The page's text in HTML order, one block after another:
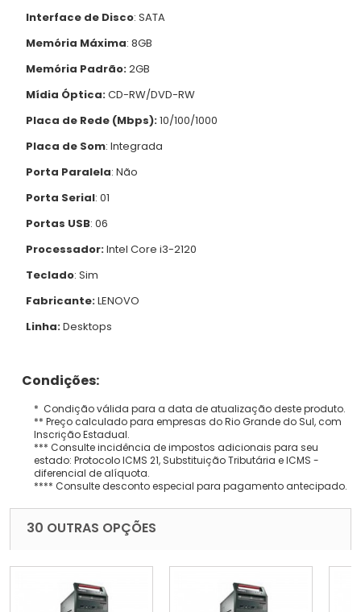
Interface de Disco: SATA
Memória Máxima: 8GB
Memória Padrão:2GB
Mídia Óptica:CD-RW/DVD-RW
Placa de Rede (Mbps):10/100/1000
Placa de Som: Integrada
Porta Paralela: Não
Porta Serial: 01
Portas USB: 06
Processador:Intel Core i3-2120
Teclado: Sim
Fabricante:LENOVO
Linha:Desktops
Condições:
* Condição válida para a data de atualização deste produto.
** Preço calculado para empresas do Rio Grande do Sul, com
Inscrição Estadual.
*** Consulte incidência de impostos adicionais para seu
estado: Protocolo ICMS 21, Substituição Tributária e ICMS -
diferencial de alíquota.
**** Consulte desconto especial para pagamento antecipado.
30 OUTRAS OPÇÕES